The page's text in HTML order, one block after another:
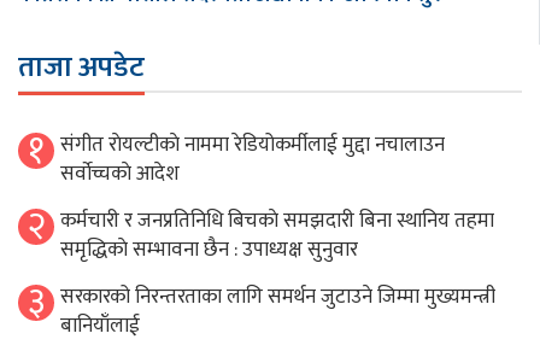
ताजा अपडेट
१ संगीत राेयल्टीकाे नाममा रेडियोकर्मीलाई मुद्दा नचालाउन
सर्वाेच्चकाे आदेश
२ कर्मचारी र जनप्रतिनिधि बिचकाे समझदारी बिना स्थानिय तहमा
समृद्धिकाे सम्भावना छैन : उपाध्यक्ष सुनुवार
३ सरकारको निरन्तरताका लागि समर्थन जुटाउने जिम्मा मुख्यमन्त्री
बानियाँलाई